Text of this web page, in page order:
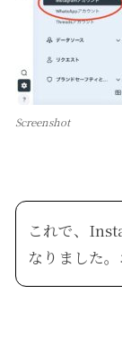
Screenshot
これで、
なりました